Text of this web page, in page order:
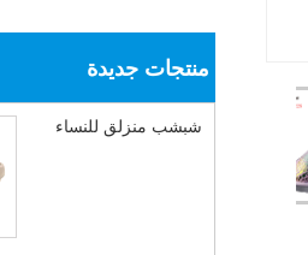
منتجات جديدة
شبشب منزلق للنساء